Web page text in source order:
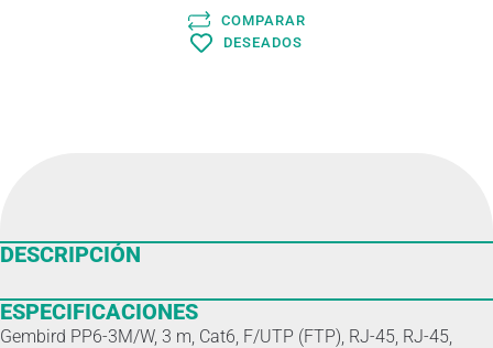
COMPARAR
DESEADOS
DESCRIPCIÓN
ESPECIFICACIONES
Gembird PP6-3M/W, 3 m, Cat6, F/UTP (FTP), RJ-45, RJ-45,